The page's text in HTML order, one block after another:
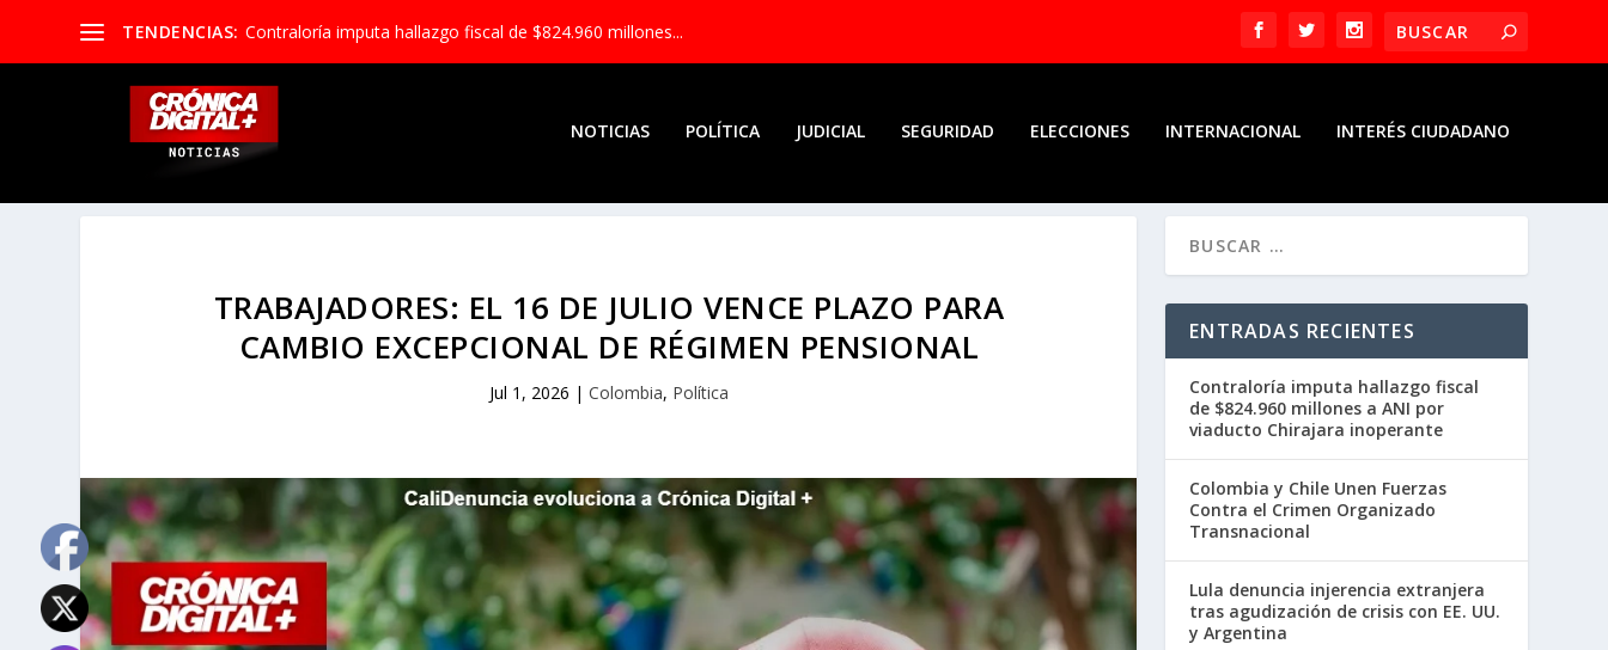
TENDENCIAS: Contraloría imputa hallazgo fiscal de $824.960 millones...
NOTICIAS POLÍTICA JUDICIAL SEGURIDAD ELECCIONES INTERNACIONAL INTERÉS CIUDADANO
TRABAJADORES: EL 16 DE JULIO VENCE PLAZO PARA
CAMBIO EXCEPCIONAL DE RÉGIMEN PENSIONAL
Jul 1, 2026 | Colombia, Política
ENTRADAS RECIENTES
Contraloría imputa hallazgo fiscal
de $824.960 millones a ANI por
viaducto Chirajara inoperante
Colombia y Chile Unen Fuerzas
Contra el Crimen Organizado
Transnacional
Lula denuncia injerencia extranjera
tras agudización de crisis con EE. UU.
y Argentina